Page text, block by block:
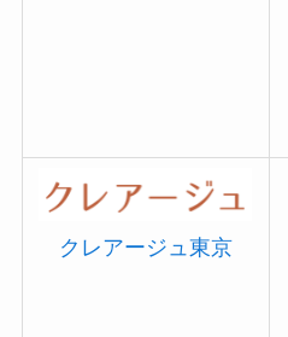
クレアージュ東京